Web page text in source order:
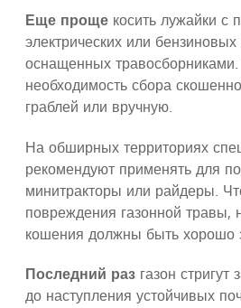
Еще проще косить лужайки с
электрических или бензиновых
оснащенных травосборниками.
необходимость сбора
граблей или вручную.
На обширных территориях
рекомендуют применять для
минитракторы или райдеры.
повреждения газонной травы,
кошения должны быть хорошо
Последний раз газон стригут
до наступления устойчивых